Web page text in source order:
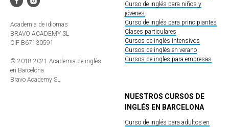
Academia de idiomas
BRAVO ACADEMY SL
CIF B67130591
© 2018-2021 Academia de inglés
en Barcelona
Bravo Academy SL
Curso de inglés para niños y
jóvenes
Curso de inglés para principiantes
Clases particulares
Cursos de inglés intensivos
Cursos de inglés en verano
Cursos de ingles para empresas
NUESTROS CURSOS DE
INGLÉS EN BARCELONA
Curso de inglés para adultos en